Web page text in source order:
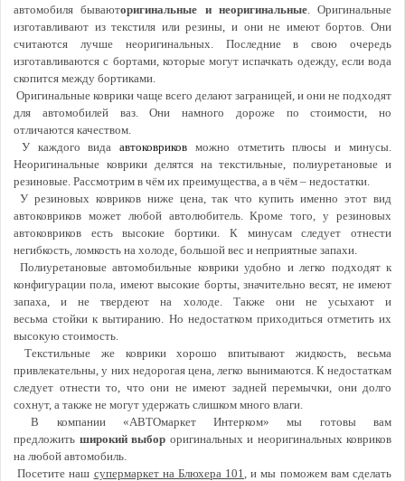
автомобиля бываюторигинальные и неоригинальные. Оригинальные
изготавливают из текстиля или резины, и они не имеют бортов. Они
считаются лучше неоригинальных. Последние в свою очередь
изготавливаются с бортами, которые могут испачкать одежду, если вода
скопится между бортиками.
Оригинальные коврики чаще всего делают заграницей, и они не подходят
для автомобилей ваз. Они намного дороже по стоимости, но
отличаются качеством.
У каждого видаавтоковриков можно отметить плюсы и минусы.
Неоригинальные коврики делятся на текстильные, полиуретановые и
резиновые. Рассмотрим в чём их преимущества, а в чём – недостатки.
У резиновых ковриков ниже цена, так что купить именно этот вид
автоковриков может любой автолюбитель. Кроме того, у резиновых
автоковриков есть высокие бортики. К минусам следует отнести
негибкость, ломкость на холоде, большой вес и неприятные запахи.
Полиуретановые автомобильные коврики удобно и легко подходят к
конфигурации пола, имеют высокие борты, значительно весят, не имеют
запаха, и не твердеют на холоде. Также они не усыхают и
весьма стойки к вытиранию. Но недостатком приходиться отметить их
высокую стоимость.
Текстильные же коврики хорошо впитывают жидкость, весьма
привлекательны, у них недорогая цена, легко вынимаются. К недостаткам
следует отнести то, что они не имеют задней перемычки, они долго
сохнут, а также не могут удержать слишком много влаги.
В компании «АВТОмаркет Интерком» мы готовы вам
предложить широкий выбор оригинальных и неоригинальных ковриков
на любой автомобиль.
Посетите наш супермаркет на Блюхера 101, и мы поможем вам сделать